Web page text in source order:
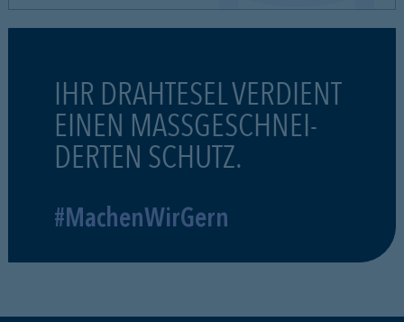
IHR DRAHTESEL VERDIENT
EINEN MASSGESCHNEI-
DERTEN SCHUTZ.
#MachenWirGern